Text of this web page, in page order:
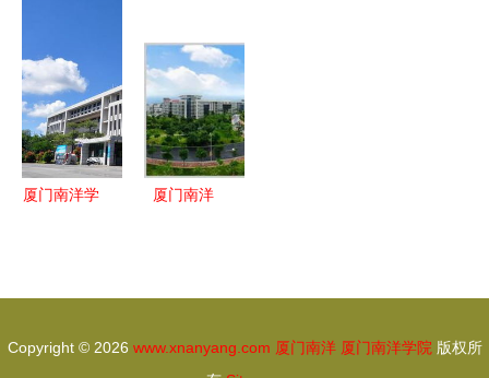
传承与创新
厦门南洋学
榜首
厦门南洋
Copyright © 2026 www.xnanyang.com 厦门南洋 厦门南洋学院 版权所